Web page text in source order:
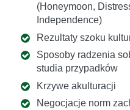
(Honeymoon,
Independence)
Rezultaty szoku
Sposoby radzenia
studia przypadków
Krzywe akulturacji
Negocjacje norm